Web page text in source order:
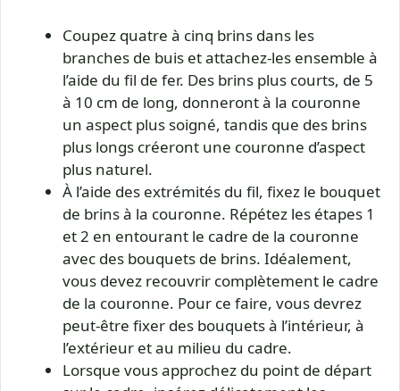
Coupez quatre à cinq brins dans les
branches de buis et attachez-les ensemble à
l’aide du fil de fer. Des brins plus courts, de 5
à 10 cm de long, donneront à la couronne
un aspect plus soigné, tandis que des brins
plus longs créeront une couronne d’aspect
plus naturel.
À l’aide des extrémités du fil, fixez le bouquet
de brins à la couronne. Répétez les étapes 1
et 2 en entourant le cadre de la couronne
avec des bouquets de brins. Idéalement,
vous devez recouvrir complètement le cadre
de la couronne. Pour ce faire, vous devrez
peut-être fixer des bouquets à l’intérieur, à
l’extérieur et au milieu du cadre.
Lorsque vous approchez du point de départ